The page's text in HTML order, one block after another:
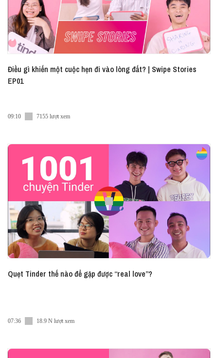
Điều gì khiến một cuộc hẹn đi vào lòng đất? | Swipe Stories
EP01
09:10 7155 lượt xem
Quẹt Tinder thế nào để gặp được “real love”?
07:36 18.9 N lượt xem